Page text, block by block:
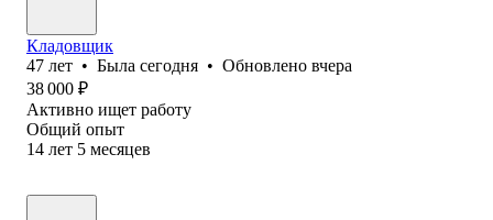
Кладовщик
47 лет • Была сегодня • Обновлено вчера
38 000 ₽
Активно ищет работу
Общий опыт
14 лет 5 месяцев